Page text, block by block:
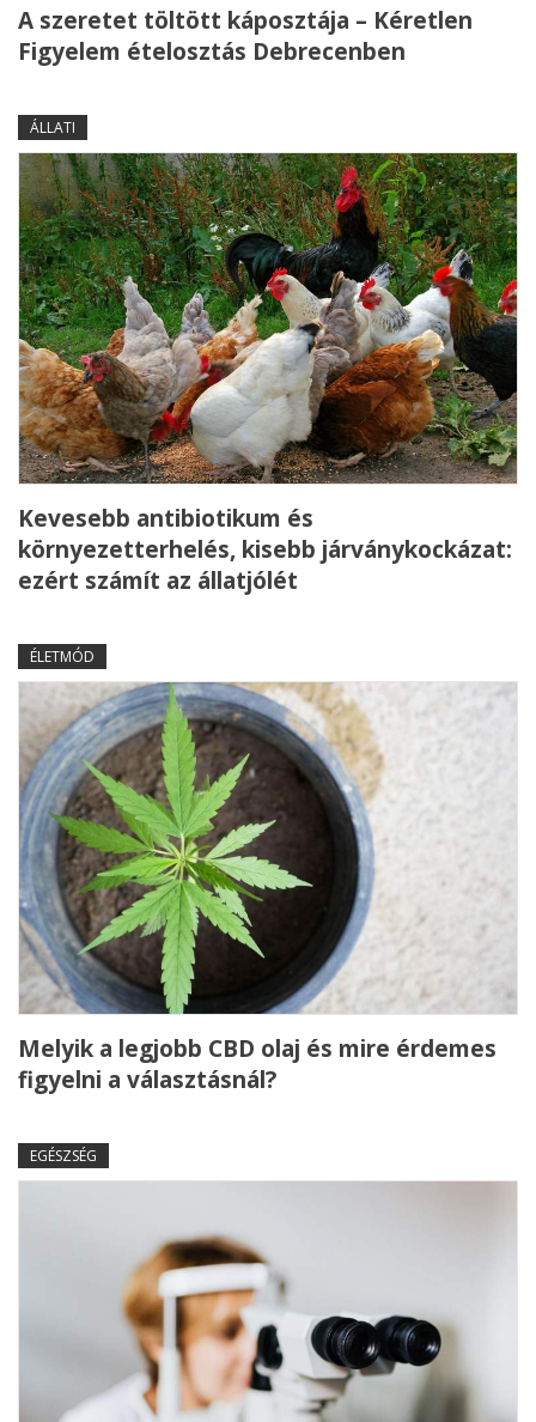
A szeretet töltött káposztája – Kéretlen
Figyelem ételosztás Debrecenben
ÁLLATI
Kevesebb antibiotikum és
környezetterhelés, kisebb járványkockázat:
ezért számít az állatjólét
ÉLETMÓD
Melyik a legjobb CBD olaj és mire érdemes
figyelni a választásnál?
EGÉSZSÉG